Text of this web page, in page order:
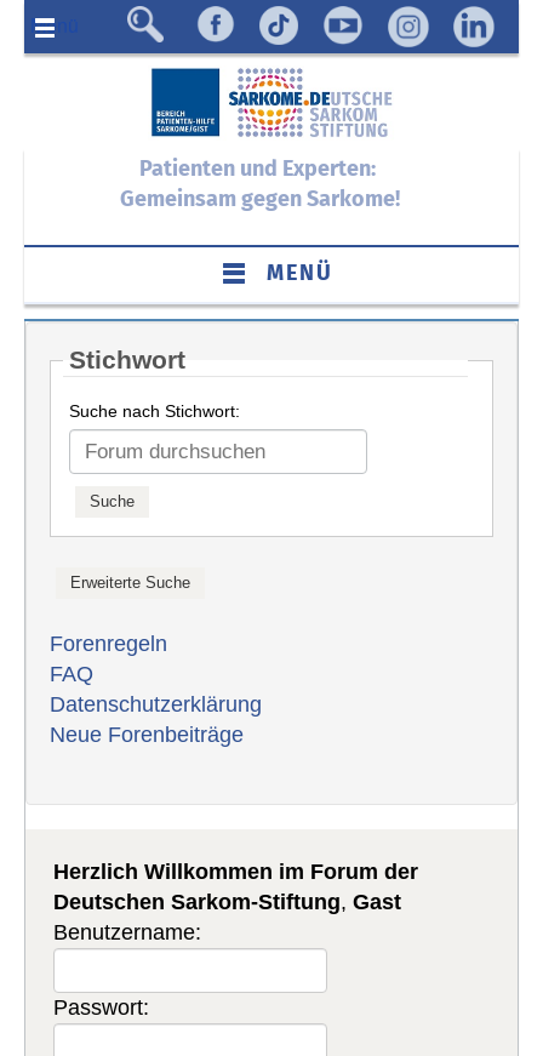
Menü
Patienten und Experten:
Gemeinsam gegen Sarkome!
MENÜ
Stichwort
Suche nach Stichwort:
Forenregeln
FAQ
Datenschutzerklärung
Neue Forenbeiträge
Herzlich Willkommen im Forum der
Deutschen Sarkom-Stiftung,Gast
Benutzername:
Passwort: